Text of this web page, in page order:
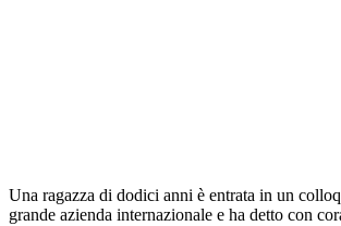
Una ragazza di dodici anni è entrata in un
grande azienda internazionale e ha detto con